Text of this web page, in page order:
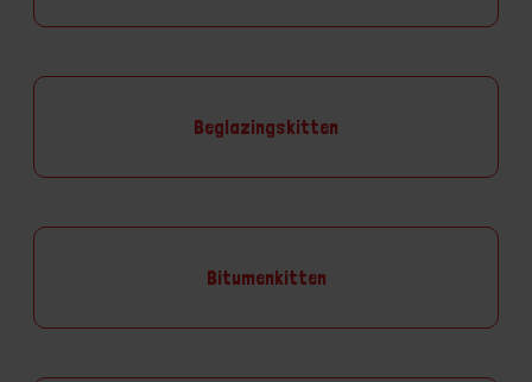
Beglazingskitten
Bitumenkitten